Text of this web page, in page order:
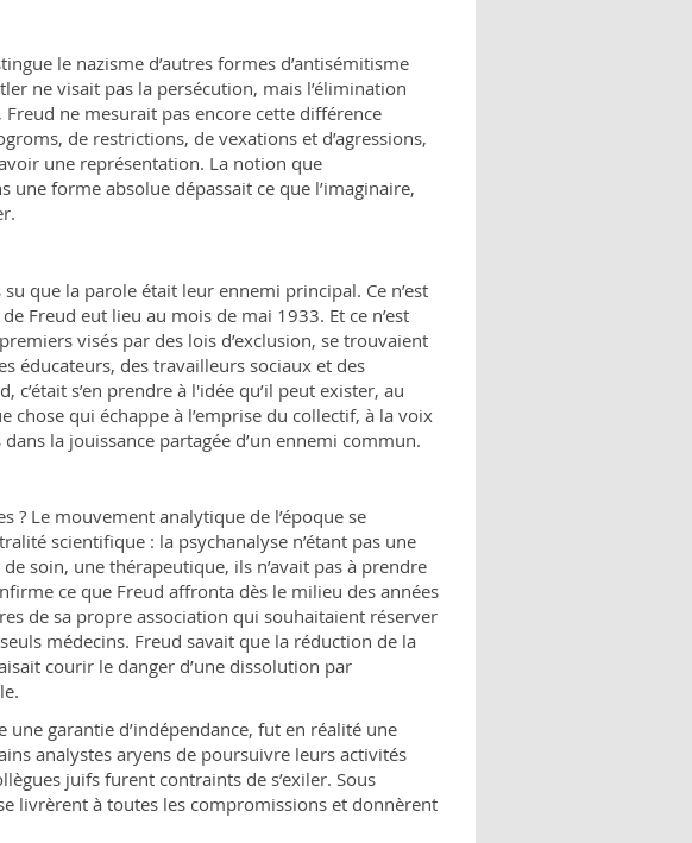
le nazisme d’autres formes d’antisémitisme
ne visait pas la persécution, mais l’élimination
ne mesurait pas encore cette différence
de restrictions, de vexations et d’agressions,
une représentation. La notion que
une forme absolue dépassait ce que l’imaginaire,
que la parole était leur ennemi principal. Ce n’est
Freud eut lieu au mois de mai 1933. Et ce n’est
visés par des lois d’exclusion, se trouvaient
éducateurs, des travailleurs sociaux et des
c’était s’en prendre à l'idée qu’il peut exister, au
qui échappe à l’emprise du collectif, à la voix
la jouissance partagée d’un ennemi commun.
? Le mouvement analytique de l’époque se
scientifique : la psychanalyse n’étant pas une
soin, une thérapeutique, ils n’avait pas à prendre
ce que Freud affronta dès le milieu des années
de sa propre association qui souhaitaient réserver
médecins. Freud savait que la réduction de la
courir le danger d’une dissolution par
garantie d’indépendance, fut en réalité une
analystes aryens de poursuivre leurs activités
juifs furent contraints de s’exiler. Sous
livrèrent à toutes les compromissions et donnèrent